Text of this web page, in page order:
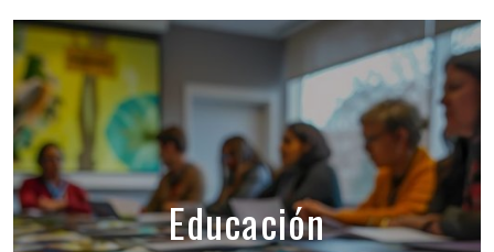
Educación